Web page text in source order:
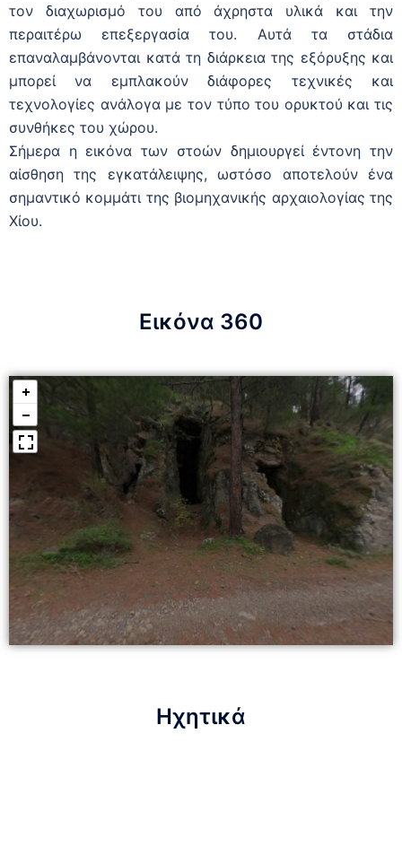
τον διαχωρισμό του από άχρηστα υλικά και την
περαιτέρω επεξεργασία του. Αυτά τα στάδια
επαναλαμβάνονται κατά τη διάρκεια της εξόρυξης και
μπορεί να εμπλακούν διάφορες τεχνικές και
τεχνολογίες ανάλογα με τον τύπο του ορυκτού και τις
συνθήκες του χώρου.
Σήμερα η εικόνα των στοών δημιουργεί έντονη την
αίσθηση της εγκατάλειψης, ωστόσο αποτελούν ένα
σημαντικό κομμάτι της βιομηχανικής αρχαιολογίας της
Χίου.
Εικόνα 360
Ηχητικά